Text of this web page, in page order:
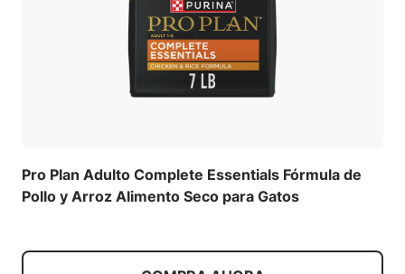
Pro Plan Adulto Complete Essentials Fórmula de
Pollo y Arroz Alimento Seco para Gatos